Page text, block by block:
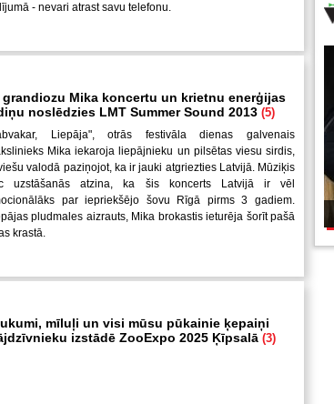
- nevari atrast savu telefonu.
grandiozu Mika koncertu un krietnu enerģijas
noslēdzies LMT Summer Sound 2013 (5)
Liepāja", otrās festivāla dienas galvenais
Mika iekaroja liepājnieku un pilsētas viesu sirdis,
valodā paziņojot, ka ir jauki atgriezties Latvijā. Mūziķis
uzstāšanās atzina, ka šis koncerts Latvijā ir vēl
par iepriekšējo šovu Rīgā pirms 3 gadiem.
pludmales aizrauts, Mika brokastis ieturēja šorīt pašā
krastā.
mīluļi un visi mūsu pūkainie ķepaiņi
izstādē ZooExpo 2025 Ķīpsalā (3)